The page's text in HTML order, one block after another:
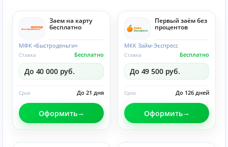
Заем на карту
бесплатно
МФК «Быстроденьги»
Бесплатно
Ставка
До 40 000 руб.
До 21 дня
Срок
Оформить
Первый заём без
процентов
МКК Займ-Экспресс
Бесплатно
Ставка
До 49 500 руб.
До 126 дней
Срок
Оформить